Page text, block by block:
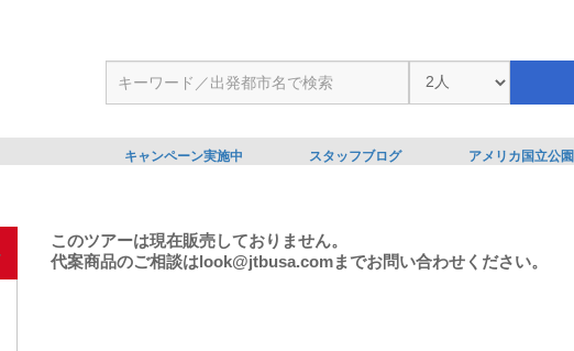
キャンペーン実施中 スタッフブログ アメリカ国立公園
このツアーは現在販売しておりません。
代案商品のご相談はlook@jtbusa.comまでお問い合わせください。